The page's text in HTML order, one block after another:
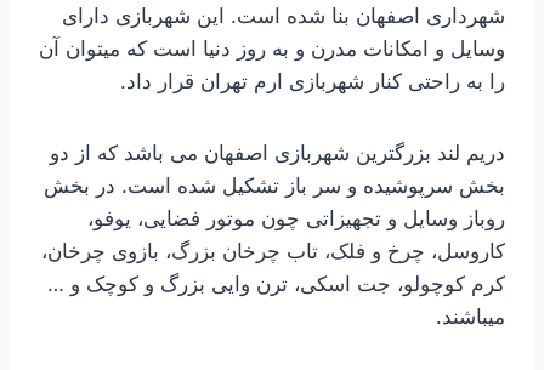
شهرداری اصفهان بنا شده است. این شهربازی دارای
وسایل و امکانات مدرن و به روز دنیا است که میتوان آن
را به راحتی کنار شهربازی ارم تهران قرار داد.
دریم لند بزرگترین شهربازی اصفهان می باشد که از دو
بخش سرپوشیده و سر باز تشکیل شده است. در بخش
روباز وسایل و تجهیزاتی چون موتور فضایی، یوفو،
کاروسل، چرخ و فلک، تاب چرخان بزرگ، بازوی چرخان،
کرم کوچولو، جت اسکی، ترن وایی بزرگ و کوچک و …
میباشند.